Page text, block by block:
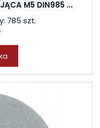
M5 DIN985 ...
785 szt.